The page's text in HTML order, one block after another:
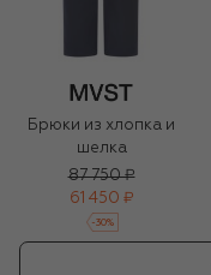
Брюки из хлопка и
шелка
87 750 ₽
61 450 ₽
-30%